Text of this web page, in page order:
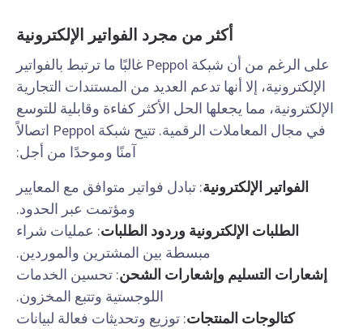
أكثر من مجرد الفواتير الإلكترونية
على الرغم من أن شبكة Peppol غالبًا ما ترتبط بالفواتير
الإلكترونية، إلا أنها تدعم العديد من المستندات التجارية
الإلكترونية، مما يجعلها الحل الأكثر كفاءة وقابلية للتوسع
في مجال المعاملات الرقمية. تتيح شبكة Peppol اتصالاً
آمنًا وموحدًا من أجل:
الفواتير الإلكترونية: تبادل فواتير متوافق مع المعايير
ومؤتمت عبر الحدود.
الطلبات الإلكترونية وردود الطلبات: عمليات شراء
مبسطة بين المشترين والموردين.
إشعارات التسليم وإشعارات الشحن: تحسين الخدمات
اللوجستية وتتبع المخزون.
كتالوجات المنتجات: توزيع وتحديثات فعالة لبيانات